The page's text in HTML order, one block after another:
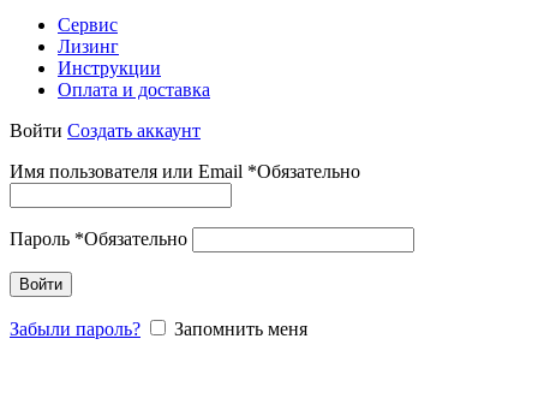
Сервис
Лизинг
Инструкции
Оплата и доставка
Войти Создать аккаунт
Имя пользователя или Email *Обязательно
Пароль *Обязательно
Войти
Забыли пароль? Запомнить меня